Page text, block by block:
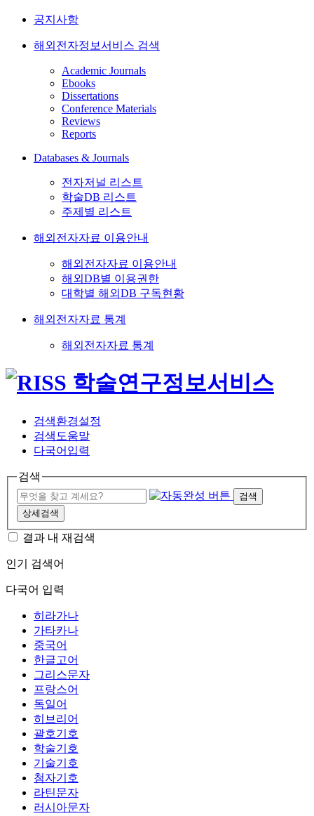
공지사항
해외전자정보서비스 검색
Academic Journals
Ebooks
Dissertations
Conference Materials
Reviews
Reports
Databases & Journals
전자저널 리스트
학술DB 리스트
주제별 리스트
해외전자자료 이용안내
해외전자자료 이용안내
해외DB별 이용권한
대학별 해외DB 구독현황
해외전자자료 통계
해외전자자료 통계
검색환경설정
검색도움말
다국어입력
검색
검색
상세검색
결과 내 재검색
인기 검색어
다국어 입력
히라가나
가타카나
중국어
한글고어
그리스문자
프랑스어
독일어
히브리어
괄호기호
학술기호
기술기호
첨자기호
라틴문자
러시아문자